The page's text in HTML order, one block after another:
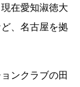
在愛知淑徳大
、名古屋を拠
ンクラブの田